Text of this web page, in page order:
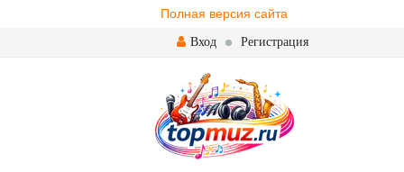
Полная версия сайта
Вход Регистрация